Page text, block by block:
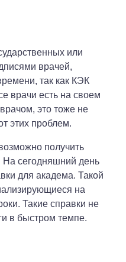
или
врачей,
так как КЭК
врачи есть на своем
это тоже не
этих проблем.
получить
На сегодняшний день
для академа. Такой
на
Такие справки не
в быстром темпе.